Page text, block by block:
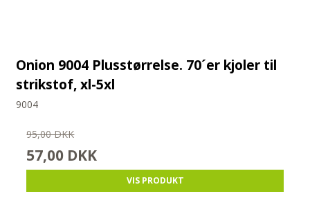
Onion 9004 Plusstørrelse. 70´er kjoler til
strikstof, xl-5xl
9004
95,00 DKK
57,00 DKK
VIS PRODUKT